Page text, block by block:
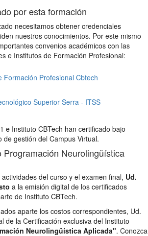
por esta formación
necesitamos obtener credenciales
nuestros conocimientos. Por este mismo
convenios académicos con las
e Institutos de Formación Profesional:
Formación Profesional Cbtech
Superior Serra - ITSS
e Instituto CBTech han certificado bajo
de gestión del Campus Virtual.
Programación Neurolingüística
del curso y el examen final, Ud.
a la emisión digital de los certificados
de Instituto CBTech.
aparte los costos correspondientes, Ud.
de la Certificación exclusiva del Instituto
Neurolingüística Aplicada". Conozca